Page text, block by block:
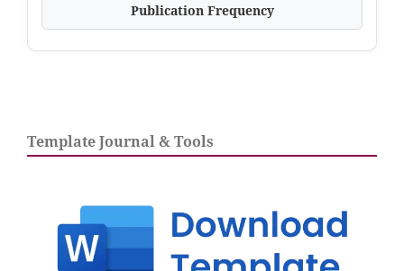
Publication Frequency
Template Journal & Tools